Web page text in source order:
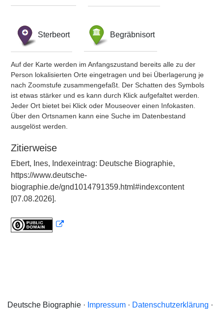
Sterbeort Begräbnisort
Auf der Karte werden im Anfangszustand bereits alle zu der
Person lokalisierten Orte eingetragen und bei Überlagerung je
nach Zoomstufe zusammengefaßt. Der Schatten des Symbols
ist etwas stärker und es kann durch Klick aufgefaltet werden.
Jeder Ort bietet bei Klick oder Mouseover einen Infokasten.
Über den Ortsnamen kann eine Suche im Datenbestand
ausgelöst werden.
Zitierweise
Ebert, Ines, Indexeintrag: Deutsche Biographie,
https://www.deutsche-
biographie.de/gnd1014791359.html#indexcontent
[07.08.2026].
Deutsche Biographie · Impressum· Datenschutzerklärung ·